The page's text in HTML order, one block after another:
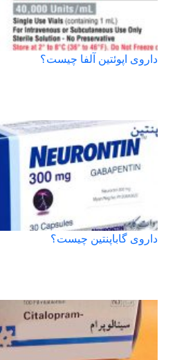
داروی اپوئتین آلفا چیست؟
داروی گاباپنتین چیست؟